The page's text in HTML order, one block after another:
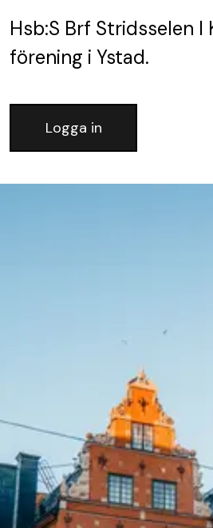
Hsb:S Brf Stridsselen I
förening i Ystad.
Logga in